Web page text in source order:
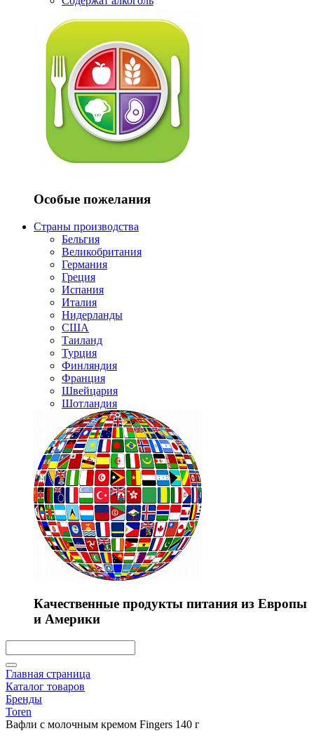
Особые пожелания
Страны производства
Бельгия
Великобритания
Германия
Греция
Испания
Италия
Нидерланды
США
Таиланд
Турция
Финляндия
Франция
Швейцария
Шотландия
Качественные продукты питания из Европы
и Америки
Главная страница
Каталог товаров
Бренды
Toren
Вафли с молочным кремом Fingers 140 г